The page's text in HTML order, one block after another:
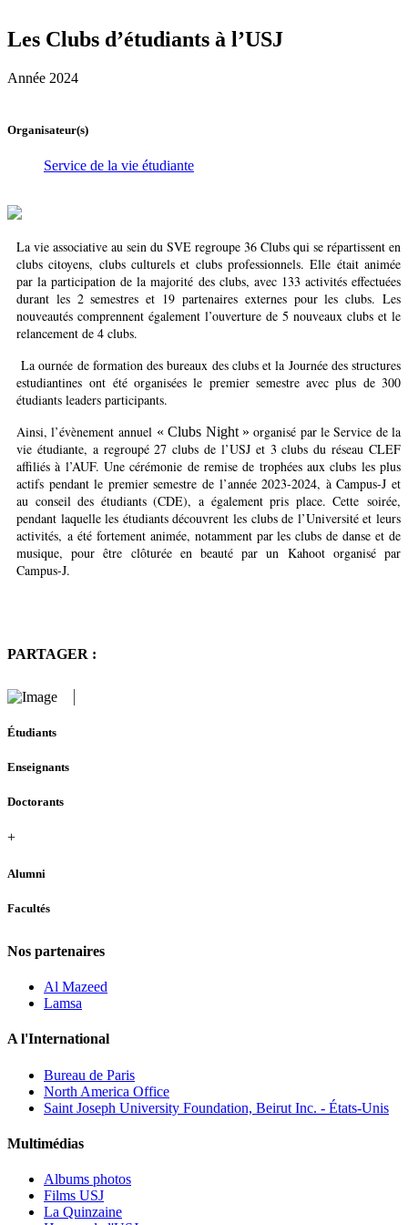
Les Clubs d’étudiants à l’USJ
Année 2024
Organisateur(s)
Service de la vie étudiante
La vie associative au sein du SVE regroupe 36 Clubs qui se répartissent en
clubs citoyens, clubs culturels et clubs professionnels. Elle était animée
par la participation de la majorité des clubs, avec 133 activités effectuées
durant les 2 semestres et 19 partenaires externes pour les clubs. Les
nouveautés comprennent également l’ouverture de 5 nouveaux clubs et le
relancement de 4 clubs.
La ournée de formation des bureaux des clubs et la Journée des structures
estudiantines ont été organisées le premier semestre avec plus de 300
étudiants leaders participants.
Ainsi, l’évènement annuel « Clubs Night » organisé par le Service de la
vie étudiante, a regroupé 27 clubs de l’USJ et 3 clubs du réseau CLEF
affiliés à l’AUF. Une cérémonie de remise de trophées aux clubs les plus
actifs pendant le premier semestre de l’année 2023-2024, à Campus-J et
au conseil des étudiants (CDE), a également pris place. Cette soirée,
pendant laquelle les étudiants découvrent les clubs de l’Université et leurs
activités, a été fortement animée, notamment par les clubs de danse et de
musique, pour être clôturée en beauté par un Kahoot organisé par
Campus-J.
PARTAGER :
Étudiants
Enseignants
Doctorants
+
Alumni
Facultés
Nos partenaires
Al Mazeed
Lamsa
A l'International
Bureau de Paris
North America Office
Saint Joseph University Foundation, Beirut Inc. - États-Unis
Multimédias
Albums photos
Films USJ
La Quinzaine